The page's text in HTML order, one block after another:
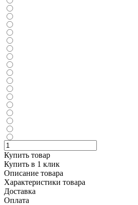
Купить товар
Купить в 1 клик
Описание товара
Характеристики товара
Доставка
Оплата